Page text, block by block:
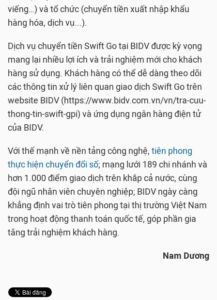
viếng…) và tổ chức (chuyển tiền xuất nhập khẩu
hàng hóa, dịch vụ...).
Dịch vụ chuyển tiền Swift Go tại BIDV được kỳ vọng
mang lại nhiều lợi ích và trải nghiệm mới cho khách
hàng sử dụng. Khách hàng có thể dễ dàng theo dõi
các thông tin xử lý liên quan giao dịch Swift Go trên
website BIDV (https://www.bidv.com.vn/vn/tra-cuu-
thong-tin-swift-gpi) và ứng dụng ngân hàng điện tử
của BIDV.
Với thế mạnh về nền tảng công nghệ, tiên phong
thực hiện chuyển đổi số; mạng lưới 189 chi nhánh và
hơn 1.000 điểm giao dịch trên khắp cả nước, cùng
đội ngũ nhân viên chuyên nghiệp; BIDV ngày càng
khẳng định vai trò tiên phong tại thị trường Việt Nam
trong hoạt động thanh toán quốc tế, góp phần gia
tăng trải nghiệm khách hàng.
Nam Dương